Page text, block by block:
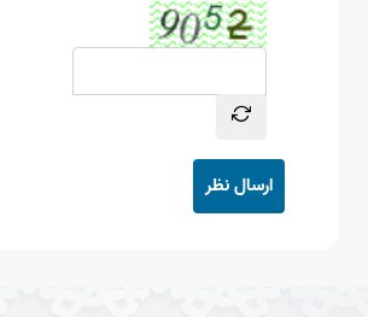
ارسال نظر